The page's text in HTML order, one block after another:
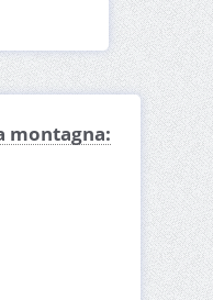
montagna: